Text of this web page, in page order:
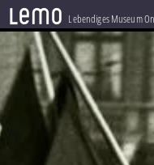
lemo Lebendiges Museum
ZEITSTRAHL
THEMEN
ZEITZEUGEN
BESTAND